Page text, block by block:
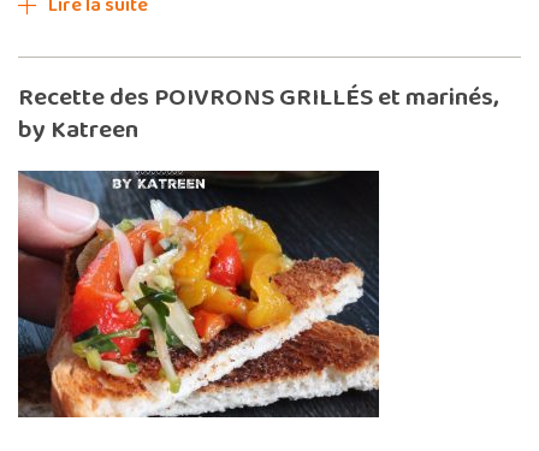
Recette des POIVRONS GRILLÉS et marinés,
by Katreen